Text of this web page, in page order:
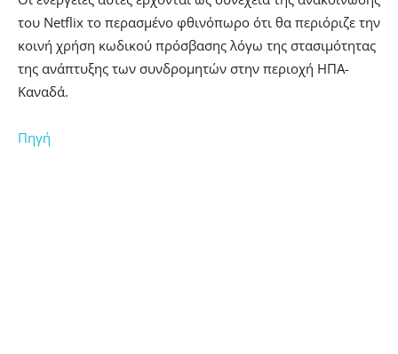
του Netflix το περασμένο φθινόπωρο ότι θα περιόριζε την
κοινή χρήση κωδικού πρόσβασης λόγω της στασιμότητας
της ανάπτυξης των συνδρομητών στην περιοχή ΗΠΑ-
Καναδά.
Πηγή